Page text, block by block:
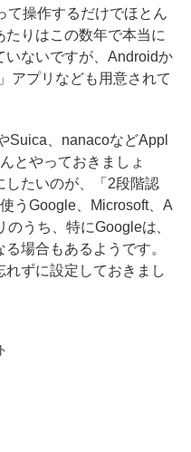
て操作するだけでほとん
たりはこの数年で本当に
いないですが、Androidか
アプリなども用意されて
Suica、nanacoなどAppl
とやっておきましょ
したいのが、「2段階認
うGoogle、Microsoft、A
うち、特にGoogleは、
場合もあるようです。
ずに設定しておきまし